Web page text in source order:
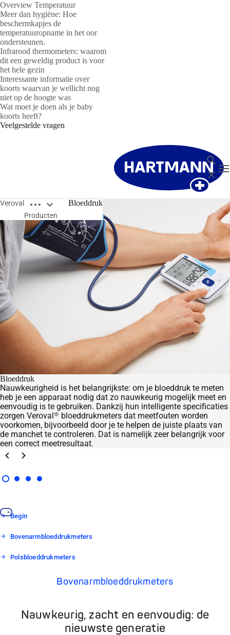
Overview Temperatuur
Meer dan hygiëne: Hoe
beschermkapjes de
temperatuuropname in het oor
ondersteunen.
Infrarood thermometers: waarom
dit een geweldig product is voor
het hele gezin
Interessante informatie over
koorts waarvan je wellicht nog
niet op de hoogte was
Wat moet je doen als je baby
koorts heeft?
Veelgestelde vragen
Zoeken
Sluit
Veroval Open breadcrumbs
Close breadcrumbs
Producten
Bloeddruk
Bloeddruk
Nauwkeurigheid is het belangrijkste: om je bloeddruk te meten
heb je een apparaat nodig dat zo nauwkeurig mogelijk meet en
eenvoudig is te gebruiken. Dankzij hun intelligente specificaties
zorgen Veroval® bloeddrukmeters dat meetfouten worden
voorkomen, bijvoorbeeld door je te helpen de juiste plaats van
de manchet te controleren. Dat is namelijk zeer belangrijk voor
een correct meetresultaat.
TerugVolgende
Begin
Bovenarmbloeddrukmeters
Polsbloeddrukmeters
Nauwkeurig, zacht en eenvoudig: de
nieuwste generatie
Bovenarmbloeddrukmeters